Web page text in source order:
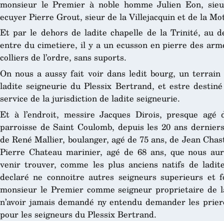
monsieur le Premier à noble homme Julien Eon,
ecuyer Pierre Grout, sieur de la Villejacquin et de la
Et par le dehors de ladite chapelle de la Trinité, au
entre du cimetiere, il y a un ecusson en pierre des
colliers de l’ordre, sans suports.
On nous a aussy fait voir dans ledit bourg, un terrain
ladite seigneurie du Plessix Bertrand, et estre
service de la jurisdiction de ladite seigneurie.
Et à l’endroit, messire Jacques Dirois, presque
parroisse de Saint Coulomb, depuis les 20 ans
de René Mallier, boulanger, agé de 75 ans, de Jean
Pierre Chateau marinier, agé de 68 ans, que nous
venir trouver, comme les plus anciens natifs de
declaré ne connoitre autres seigneurs superieurs et
monsieur le Premier comme seigneur proprietaire
n’avoir jamais demandé ny entendu demander les
pour les seigneurs du Plessix Bertrand.